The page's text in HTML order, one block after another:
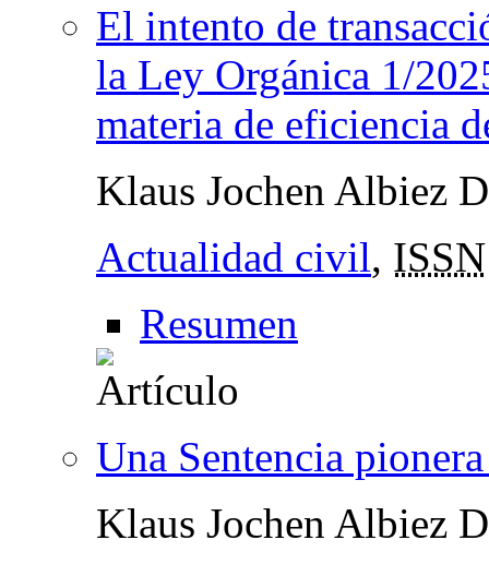
El intento de
la Ley Orgánica 1/
materia de eficiencia
Klaus Jochen Albiez
Actualidad civil, ISSN
Resumen
Una Sentencia
Klaus Jochen Albiez